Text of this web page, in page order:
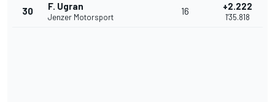
30 F. Ugran
Jenzer Motorsport
16 +2.222
1'35.818